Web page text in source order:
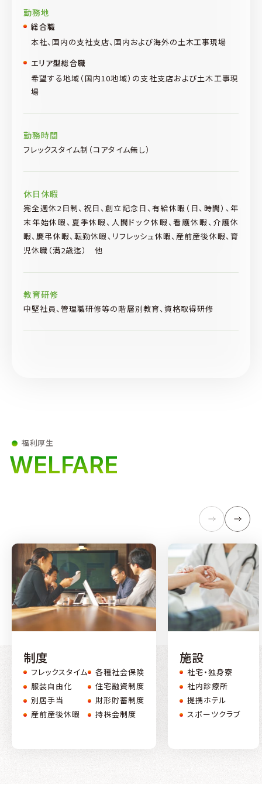
勤務地
総合職
本社、国内の支社支店、国内および海外の土木工事現場
エリア型総合職
希望する地域（国内10地域）の支社支店および土木工事現
場
勤務時間
フレックスタイム制（コアタイム無し）
休日休暇
完全週休2日制、祝日、創立記念日、有給休暇（日、時間）、年
末年始休暇、夏季休暇、人間ドック休暇、看護休暇、介護休
暇、慶弔休暇、転勤休暇、リフレッシュ休暇、産前産後休暇、育
児休職（満2歳迄） 他
教育研修
中堅社員、管理職研修等の階層別教育、資格取得研修
福利厚生
WELFARE
制度
フレックスタイム
服装自由化
別居手当
産前産後休暇
各種社会保険
住宅融資制度
財形貯蓄制度
持株会制度
施設
社宅・独身寮
社内診療所
提携ホテル
スポーツクラブ